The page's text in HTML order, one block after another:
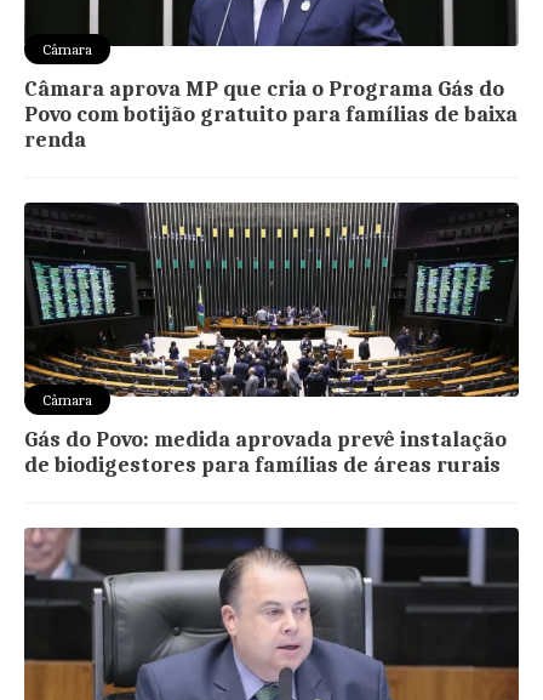
Câmara
Câmara aprova MP que cria o Programa Gás do
Povo com botijão gratuito para famílias de baixa
renda
Câmara
Gás do Povo: medida aprovada prevê instalação
de biodigestores para famílias de áreas rurais